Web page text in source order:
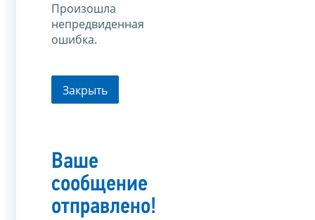
Произошла
непредвиденная
ошибка.
Закрыть
Ваше
сообщение
отправлено!